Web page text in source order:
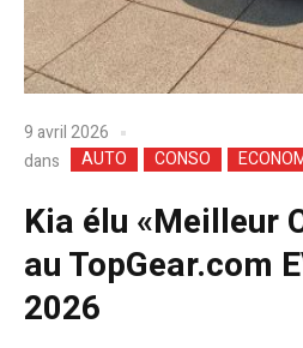
9 avril 2026
dans
AUTO CONSO
Kia élu «Meilleur
au TopGear.com
2026